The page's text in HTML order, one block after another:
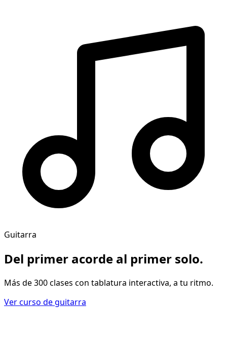
Guitarra
Del primer acorde al primer solo.
Más de 300 clases con tablatura interactiva, a tu ritmo.
Ver curso de guitarra